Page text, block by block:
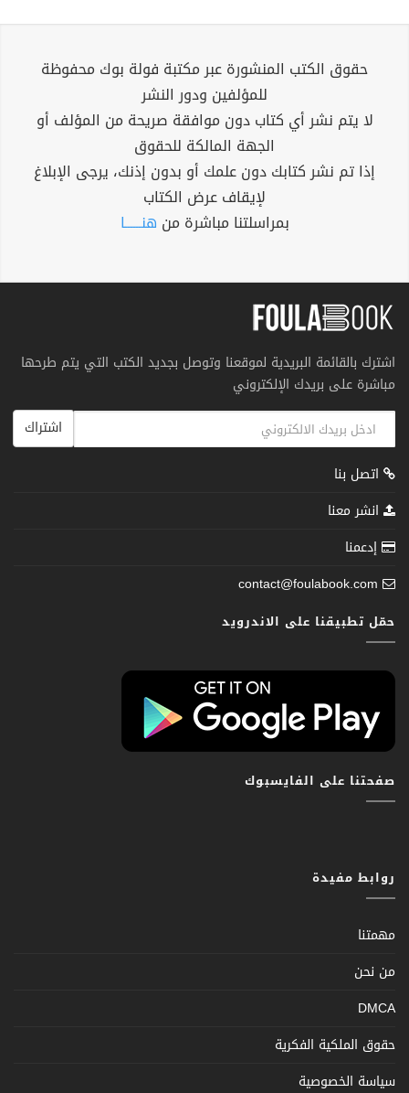
حقوق الكتب المنشورة عبر مكتبة فولة بوك محفوظة
للمؤلفين ودور النشر
لا يتم نشر أي كتاب دون موافقة صريحة من المؤلف أو
الجهة المالكة للحقوق
إذا تم نشر كتابك دون علمك أو بدون إذنك، يرجى الإبلاغ
لإيقاف عرض الكتاب
بمراسلتنا مباشرة من هنــــــا
اشترك بالقائمة البريدية لموقعنا وتوصل بجديد الكتب التي يتم طرحها
مباشرة على بريدك الإلكتروني
اشتراك
اتصل بنا
انشر معنا
إدعمنا
contact@foulabook.com
حمّل تطبيقنا على الاندرويد
صفحتنا على الفايسبوك
روابط مفيدة
مهمتنا
من نحن
DMCA
حقوق الملكية الفكرية
سياسة الخصوصية